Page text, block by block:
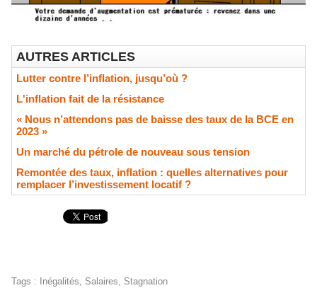
AUTRES ARTICLES
Lutter contre l’inflation, jusqu’où ?
L'inflation fait de la résistance
« Nous n’attendons pas de baisse des taux de la BCE en
2023 »
​Un marché du pétrole de nouveau sous tension
Remontée des taux, inflation : quelles alternatives pour
remplacer l’investissement locatif ?
Tags : Inégalités, Salaires, Stagnation